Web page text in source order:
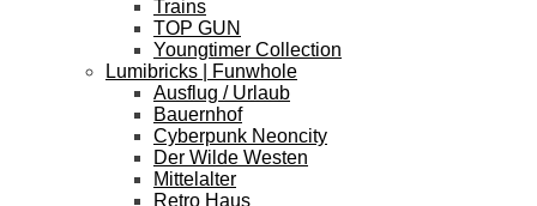
Trains
TOP GUN
Youngtimer Collection
Lumibricks | Funwhole
Ausflug / Urlaub
Bauernhof
Cyberpunk Neoncity
Der Wilde Westen
Mittelalter
Retro Haus